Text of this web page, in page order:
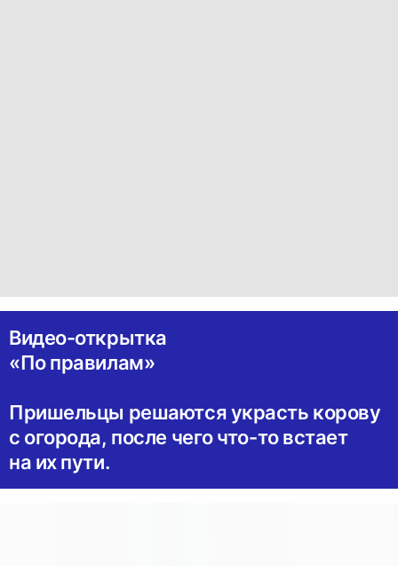
Видео-открытка
«По правилам»
Пришельцы решаются украсть корову
с огорода, после чего что-то встает
на их пути.